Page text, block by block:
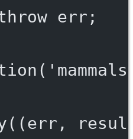
err;
(
((err ,